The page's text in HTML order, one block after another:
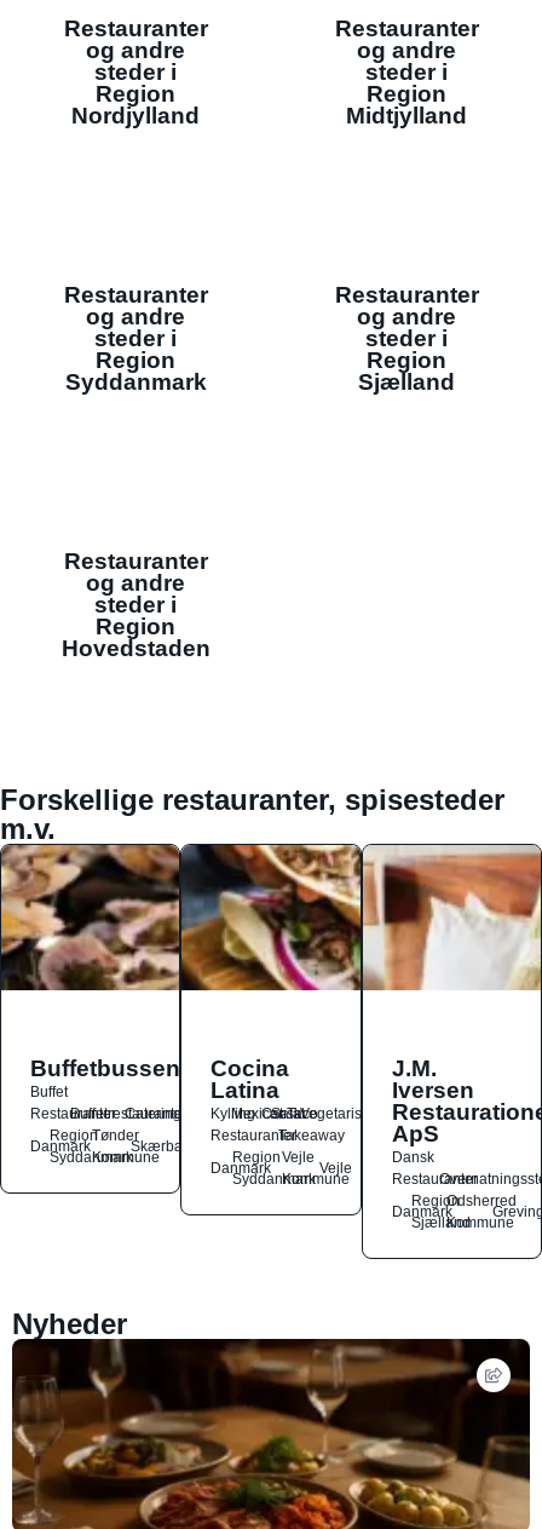
Restauranter
og andre
steder i
Region
Nordjylland
Restauranter
og andre
steder i
Region
Midtjylland
Restauranter
og andre
steder i
Region
Syddanmark
Restauranter
og andre
steder i
Region
Sjælland
Restauranter
og andre
steder i
Region
Hovedstaden
Forskellige restauranter, spisesteder
m.v.
Buffetbussen
Buffet
Restauranter
Buffetrestauranter
Catering
Danmark
Region
Syddanmark
Tønder
Kommune
Skærbæk
Cocina
Latina
Kylling
Mexicansk
OstSalat
TacoVegetarisk
RestauranterTakeaway
Danmark
Region
Syddanmark
Vejle
Kommune
Vejle
J.M.
Iversen
ApS
Dansk
Restauranter
Danmark
Region
Sjælland
Odsherred
Kommune
Nyheder